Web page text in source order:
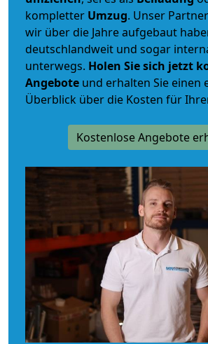
kompletter Umzug. Unser
wir über die Jahre aufgebaut
deutschlandweit und sogar
unterwegs. Holen Sie sich jetzt
Angebote und erhalten Sie einen
Überblick über die Kosten für
Kostenlose Angebote